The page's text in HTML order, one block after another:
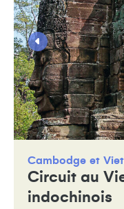
Cambodge
Circuit au
indochinois